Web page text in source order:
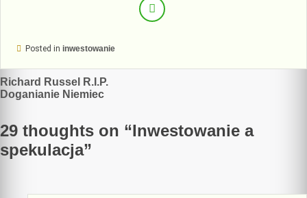
Posted in inwestowanie
Nawigacja
wpisu
Richard Russel R.I.P.
Doganianie Niemiec
29 thoughts on “Inwestowanie a
spekulacja”